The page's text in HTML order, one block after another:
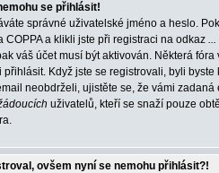
se přihlásit!
správné uživatelské jméno a heslo.
COPPA a klikli jste při registraci na odkaz
váš účet musí být aktivován. Některá
Když jste se registrovali, byli
neobdrželi, ujistěte se, že vámi
uživatelů, kteří se snaží pouze
ovšem nyní se nemohu přihlásit?!